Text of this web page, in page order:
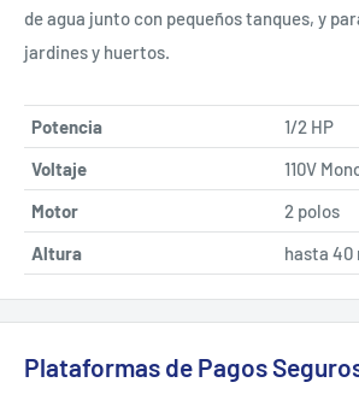
de agua junto con pequeños tanques, y
jardines y huertos.
Potencia
1/2 HP
Voltaje
110V
Motor
2 polos
Altura
hasta 40
Plataformas de Pagos